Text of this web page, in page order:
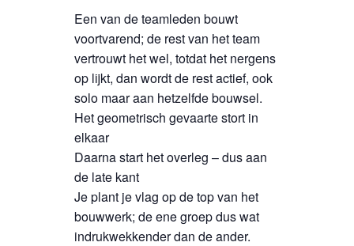
Een van de teamleden bouwt
voortvarend; de rest van het team
vertrouwt het wel, totdat het nergens
op lijkt, dan wordt de rest actief, ook
solo maar aan hetzelfde bouwsel.
Het geometrisch gevaarte stort in
elkaar
Daarna start het overleg – dus aan
de late kant
Je plant je vlag op de top van het
bouwwerk; de ene groep dus wat
indrukwekkender dan de ander.